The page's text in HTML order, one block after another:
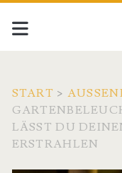
START >
LÄSST DU
RSTRAHLEN